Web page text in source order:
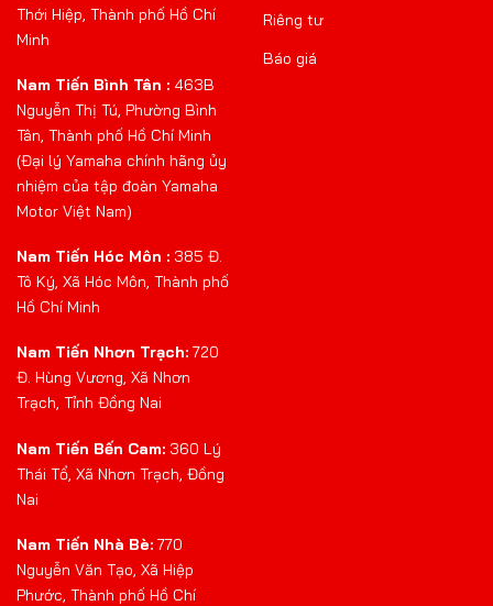
Thới Hiệp, Thành phố Hồ Chí
Minh
Nam Tiến Bình Tân : 463B
Nguyễn Thị Tú, Phường Bình
Tân, Thành phố Hồ Chí Minh
(Đại lý Yamaha chính hãng ủy
nhiệm của tập đoàn Yamaha
Motor Việt Nam)
Nam Tiến Hóc Môn : 385 Đ.
Tô Ký, Xã Hóc Môn, Thành phố
Hồ Chí Minh
Nam Tiến Nhơn Trạch: 720
Đ. Hùng Vương, Xã Nhơn
Trạch, Tỉnh Đồng Nai
Nam Tiến Bến Cam: 360 Lý
Thái Tổ, Xã Nhơn Trạch, Đồng
Nai
Nam Tiến Nhà Bè: 770
Nguyễn Văn Tạo, Xã Hiệp
Phước, Thành phố Hồ Chí
Riêng tư
Báo giá